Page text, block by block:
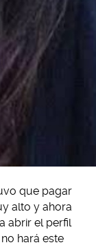
que pagar
alto y ahora
abrir el perfil
hará este